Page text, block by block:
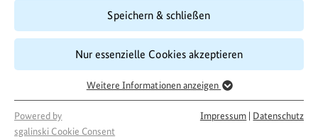
Speichern & schließen
Nur essenzielle Cookies akzeptieren
Weitere Informationen anzeigen
Powered by
sgalinski Cookie Consent
Impressum | Datenschutz
08/2017–03/2018
500 LandInitiativen
Projektakteur